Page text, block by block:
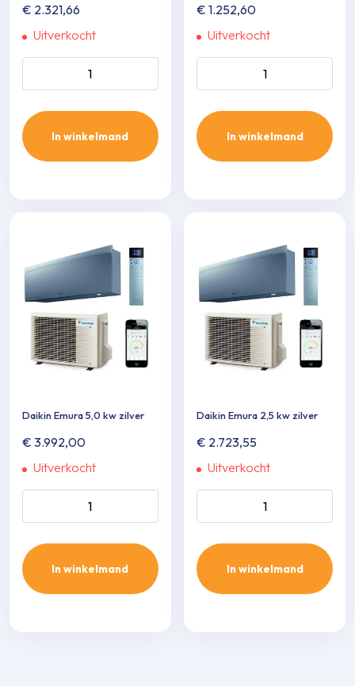
€ 2.321,66
Uitverkocht
Daikin Comfora 6,1 kw aantal
In winkelmand
€ 1.252,60
Uitverkocht
Daikin Comfora 2,0 kw
In winkelmand
Daikin Emura 5,0 kw zilver
€ 3.992,00
Uitverkocht
Daikin Emura 5,0 kw zilver
aantal
In winkelmand
Daikin Emura 2,5 kw zilver
€ 2.723,55
Uitverkocht
Daikin Emura 2,5 kw zilver
aantal
In winkelmand